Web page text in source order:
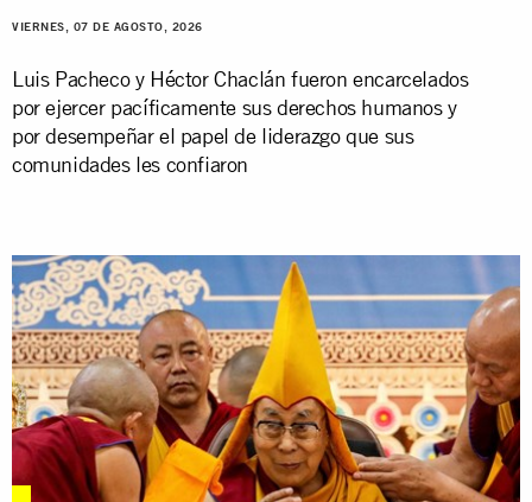
VIERNES, 07 DE AGOSTO, 2026
Luis Pacheco y Héctor Chaclán fueron encarcelados
por ejercer pacíficamente sus derechos humanos y
por desempeñar el papel de liderazgo que sus
comunidades les confiaron